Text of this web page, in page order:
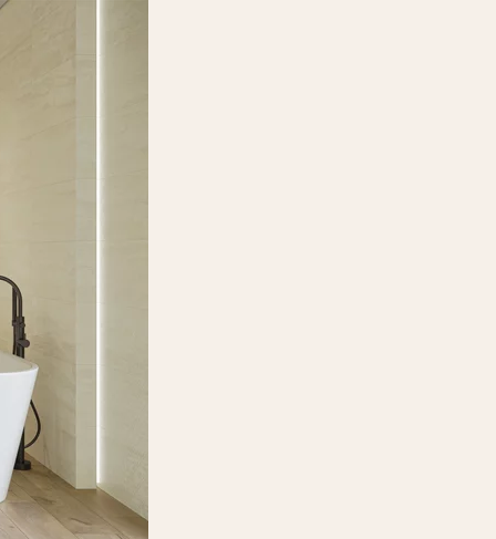
beige ściana
rekt. mat
ŚCIENNA
X 29,8 CM